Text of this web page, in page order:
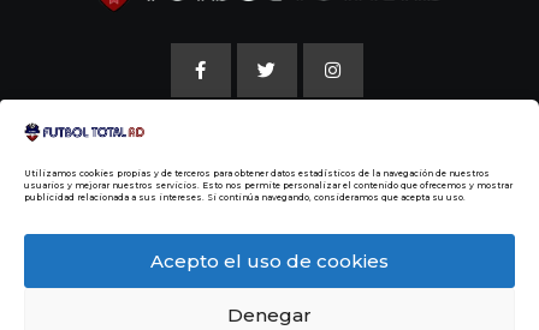
Utilizamos cookies propias y de terceros para obtener datos estadísticos de la navegación de nuestros
usuarios y mejorar nuestros servicios. Esto nos permite personalizar el contenido que ofrecemos y mostrar
publicidad relacionada a sus intereses. Si continúa navegando, consideramos que acepta su uso.
Acepto el uso de cookies
Denegar
POLITICAS DE COOKIE